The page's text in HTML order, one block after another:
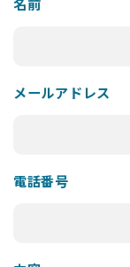
メールアドレス
電話番号